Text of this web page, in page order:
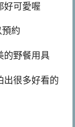
好可愛喔
約
的野餐用具
出很多好看的